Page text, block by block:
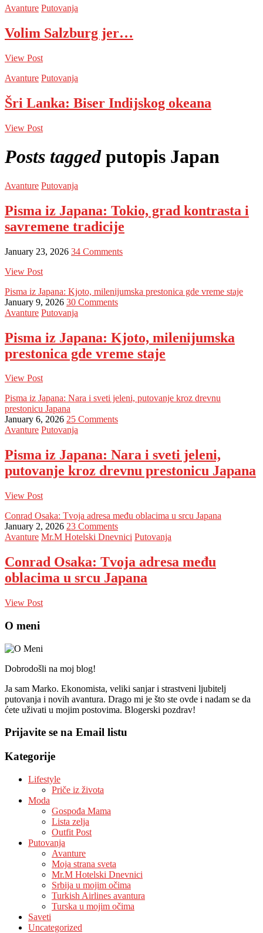
Avanture Putovanja
Volim Salzburg jer…
View Post
Avanture Putovanja
Šri Lanka: Biser Indijskog okeana
View Post
Posts tagged putopis Japan
Avanture Putovanja
Pisma iz Japana: Tokio, grad kontrasta i
savremene tradicije
January 23, 2026 34 Comments
View Post
Pisma iz Japana: Kjoto, milenijumska prestonica gde vreme staje
January 9, 2026 30 Comments
Avanture Putovanja
Pisma iz Japana: Kjoto, milenijumska
prestonica gde vreme staje
View Post
Pisma iz Japana: Nara i sveti jeleni, putovanje kroz drevnu
prestonicu Japana
January 6, 2026 25 Comments
Avanture Putovanja
Pisma iz Japana: Nara i sveti jeleni,
putovanje kroz drevnu prestonicu Japana
View Post
Conrad Osaka: Tvoja adresa među oblacima u srcu Japana
January 2, 2026 23 Comments
Avanture Mr.M Hotelski Dnevnici Putovanja
Conrad Osaka: Tvoja adresa među
oblacima u srcu Japana
View Post
O meni
Dobrodošli na moj blog!
Ja sam Marko. Ekonomista, veliki sanjar i strastveni ljubitelj
putovanja i novih avantura. Drago mi je što ste ovde i nadam se da
ćete uživati u mojim postovima. Blogerski pozdrav!
Prijavite se na Email listu
Kategorije
Lifestyle
Priče iz života
Moda
Gospođa Mama
Lista zelja
Outfit Post
Putovanja
Avanture
Moja strana sveta
Mr.M Hotelski Dnevnici
Srbija u mojim očima
Turkish Airlines avantura
Turska u mojim očima
Saveti
Uncategorized